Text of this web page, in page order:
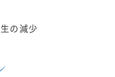
の減少